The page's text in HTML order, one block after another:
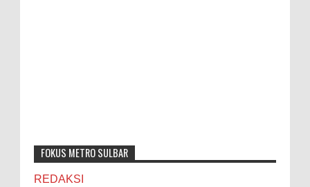
FOKUS METRO SULBAR
REDAKSI